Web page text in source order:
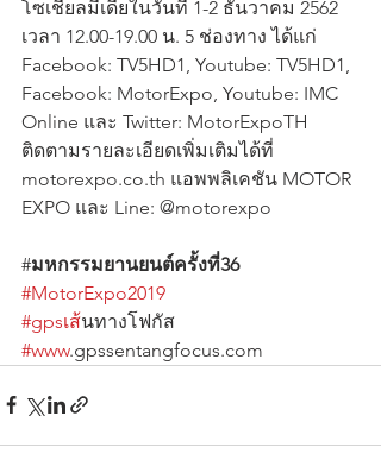
โซเชียลมีเดียในวันที่ 1-2 ธันวาคม 2562
เวลา 12.00-19.00 น. 5 ช่องทาง ได้แก่
Facebook: TV5HD1, Youtube: TV5HD1,
Facebook: MotorExpo, Youtube: IMC
Online และ Twitter: MotorExpoTH
ติดตามรายละเอียดเพิ่มเติมได้ที่
motorexpo.co.th แอพพลิเคชัน MOTOR
EXPO และ Line: @motorexpo
#มหกรรมยานยนต์ครั้งที่36
#MotorExpo2019
#gpsเส้นทางโฟกัส
#www.gpssentangfocus.com